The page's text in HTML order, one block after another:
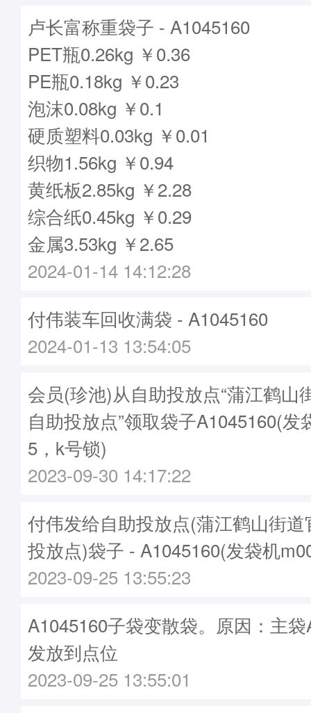
卢长富称重袋子 - A1045160
PET瓶0.26kg ￥0.36
PE瓶0.18kg ￥0.23
泡沫0.08kg ￥0.1
硬质塑料0.03kg ￥0.01
织物1.56kg ￥0.94
黄纸板2.85kg ￥2.28
综合纸0.45kg ￥0.29
金属3.53kg ￥2.65
2024-01-14 14:12:28
付伟装车回收满袋 - A1045160
2024-01-13 13:54:05
会员(珍池)从自助投放点“蒲江鹤山
自助投放点”领取袋子A1045160(发
5，k号锁)
2023-09-30 14:17:22
付伟发给自助投放点(蒲江鹤山街
投放点)袋子 - A1045160(发袋机
2023-09-25 13:55:23
A1045160子袋变散袋。原因：主
发放到点位
2023-09-25 13:55:01